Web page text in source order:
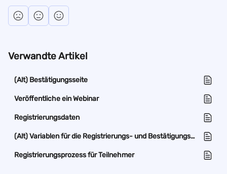
Verwandte Artikel
(Alt) Bestätigungsseite
Veröffentliche ein Webinar
Registrierungsdaten
(Alt) Variablen für die Registrierungs- und Bestätigungsseite
Registrierungsprozess für Teilnehmer